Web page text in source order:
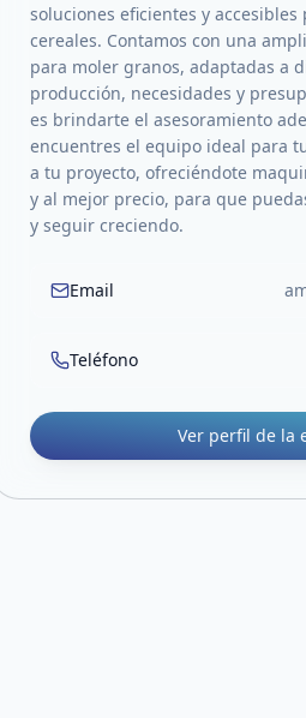
soluciones eficientes y
cereales. Contamos con una
para moler granos, adaptadas a
producción, necesidades y
es brindarte el asesoramiento
encuentres el equipo ideal para
a tu proyecto, ofreciéndote
y al mejor precio, para que
y seguir creciendo.
Email
Teléfono
Ver perfil de la